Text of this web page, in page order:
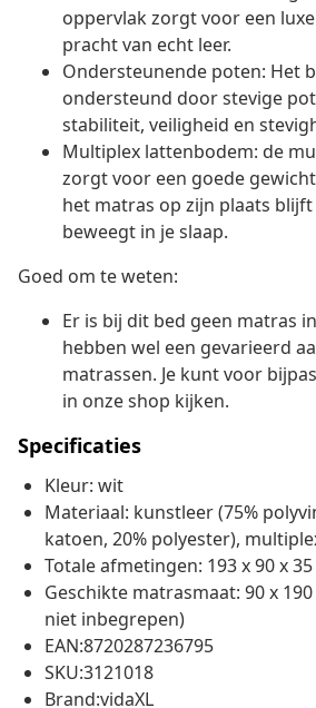
oppervlak zorgt voor een
pracht van echt leer.
Ondersteunende poten: Het
ondersteund door stevige
stabiliteit, veiligheid en
Multiplex lattenbodem: de
zorgt voor een goede
het matras op zijn plaats
beweegt in je slaap.
Goed om te weten:
Er is bij dit bed geen matras
hebben wel een gevarieerd
matrassen. Je kunt voor
in onze shop kijken.
Specificaties
Kleur: wit
Materiaal: kunstleer (75%
katoen, 20% polyester),
Totale afmetingen: 193 x 90 x 35
Geschikte matrasmaat: 90 x
niet inbegrepen)
EAN:8720287236795
SKU:3121018
Brand:vidaXL